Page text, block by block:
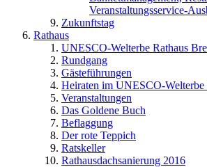
Veranstaltungsservice-
Zukunftstag
Rathaus
UNESCO-Welterbe Rathaus
Rundgang
Gästeführungen
Heiraten im UNESCO-Welterbe
Veranstaltungen
Das Goldene Buch
Beflaggung
Der rote Teppich
Ratskeller
Rathausdachsanierung 2016